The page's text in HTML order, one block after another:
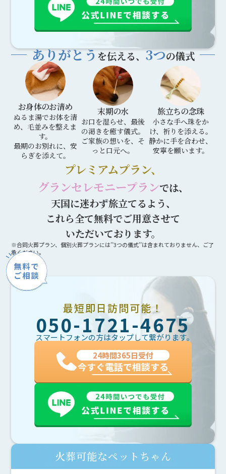
ありがとうを伝える、 3つの儀式
お身体のお清め
ぬるま湯でお体を清
め、毛並みを整えま
す。
最期のお別れに、安
らぎを添えて。
末期の水
お口を湿らせ、最後
の渇きを癒す儀式。
ご家族の想いを、そ
っと口元へ。
旅立ちの念珠
小さな手へ珠をか
け、祈りを添える。
静かに手を合わせ、
安寧を願います。
プレミアムプラン、
グランセレモニープランでは、
天国に迷わず旅立てるよう、
これら全て無料でご用意させて
いただいております。
※合同火葬プラン、個別火葬プランには’’3つの儀式’’は含まれておりません、ご了
承ください。
最短即日訪問可能！
050-1721-4675
スマートフォンの方はタップして繋がります。
24時間365日受付
今すぐ電話で相談する
火葬可能なペットちゃん